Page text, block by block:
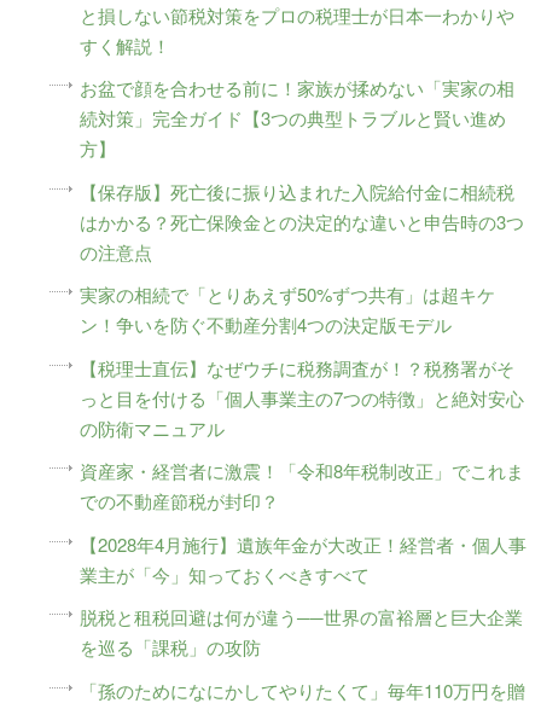
と損しない節税対策をプロの税理士が日本一わかりや
すく解説！
お盆で顔を合わせる前に！家族が揉めない「実家の相
続対策」完全ガイド【3つの典型トラブルと賢い進め
方】
【保存版】死亡後に振り込まれた入院給付金に相続税
はかかる？死亡保険金との決定的な違いと申告時の3つ
の注意点
実家の相続で「とりあえず50%ずつ共有」は超キケ
ン！争いを防ぐ不動産分割4つの決定版モデル
【税理士直伝】なぜウチに税務調査が！？税務署がそ
っと目を付ける「個人事業主の7つの特徴」と絶対安心
の防衛マニュアル
資産家・経営者に激震！「令和8年税制改正」でこれま
での不動産節税が封印？
【2028年4月施行】遺族年金が大改正！経営者・個人事
業主が「今」知っておくべきすべて
脱税と租税回避は何が違う──世界の富裕層と巨大企業
を巡る「課税」の攻防
「孫のためになにかしてやりたくて」毎年110万円を贈